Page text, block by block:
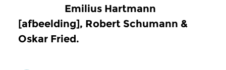
Emilius Hartmann
[afbeelding], Robert Schumann &
Oskar Fried.